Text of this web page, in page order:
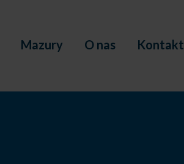
Mazury O nas Kontakt